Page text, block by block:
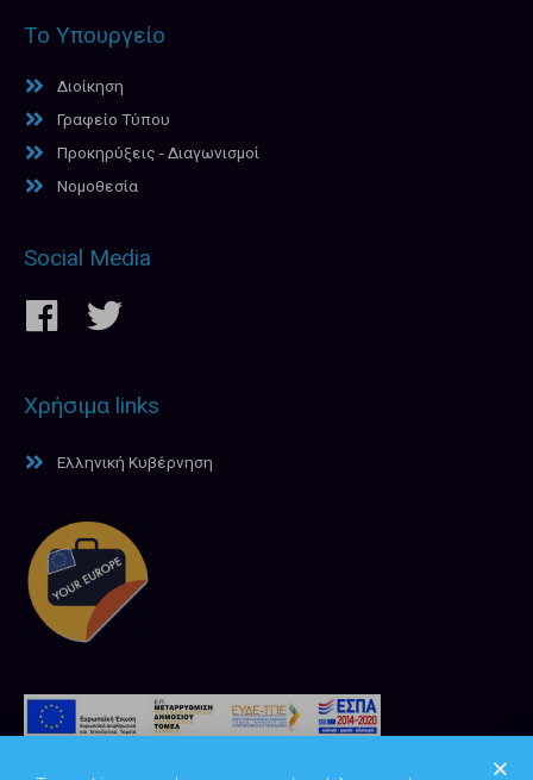
Το Υπουργείο
Διοίκηση
Γραφείο Τύπου
Προκηρύξεις - Διαγωνισμοί
Νομοθεσία
Social Media
Χρήσιμα links
Ελληνική Κυβέρνηση